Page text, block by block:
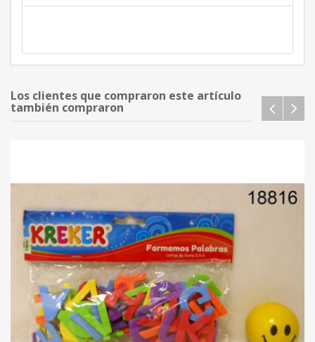
Los clientes que compraron este artículo
también compraron